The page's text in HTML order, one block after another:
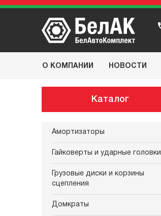
О КОМПАНИИ НОВОСТИ
Каталог
Амортизаторы
Гайковерты и ударные головки
Грузовые диски и корзины
сцепления
Домкраты